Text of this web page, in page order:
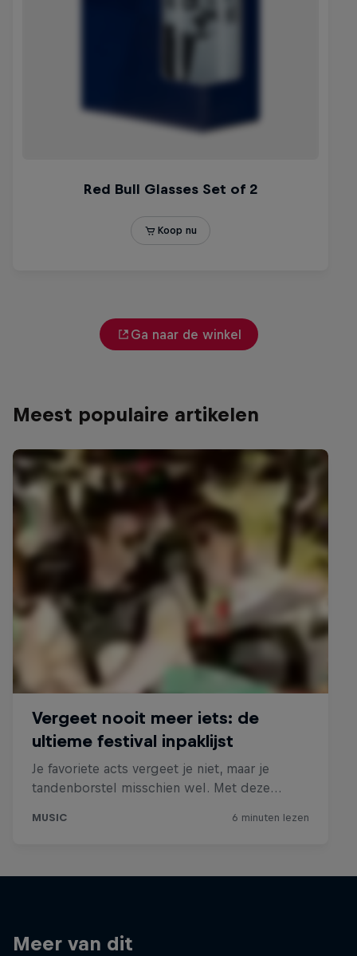
Ga naar de winkel
Meest populaire artikelen
Meer van dit